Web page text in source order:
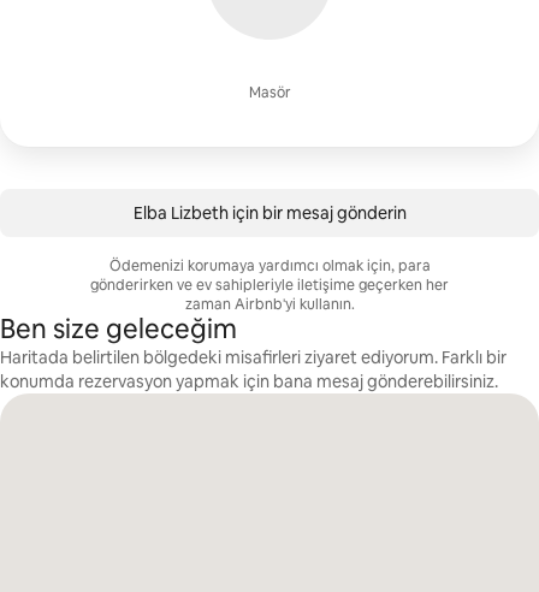
Masör
Elba Lizbeth için bir mesaj gönderin
Ödemenizi korumaya yardımcı olmak için, para
gönderirken ve ev sahipleriyle iletişime geçerken her
zaman Airbnb'yi kullanın.
Ben size geleceğim
Haritada belirtilen bölgedeki misafirleri ziyaret ediyorum. Farklı bir
konumda rezervasyon yapmak için bana mesaj gönderebilirsiniz.